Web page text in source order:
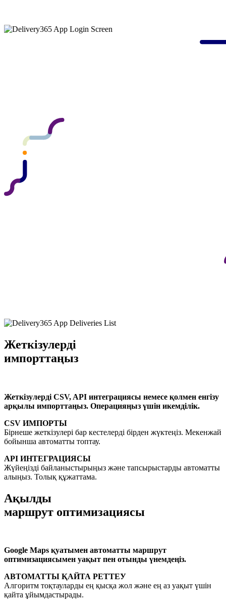
Жеткізулерді
импорттаңыз
Жеткізулерді CSV, API интеграциясы немесе қолмен енгізу
арқылы импорттаңыз. Операцияңыз үшін икемділік.
CSV ИМПОРТЫ
Бірнеше жеткізулері бар кестелерді бірден жүктеңіз. Мекенжай
бойынша автоматты топтау.
API ИНТЕГРАЦИЯСЫ
Жүйеңізді байланыстырыңыз және тапсырыстарды автоматты
алыңыз. Толық құжаттама.
Ақылды
маршрут оптимизациясы
Google Maps қуатымен автоматты маршрут
оптимизациясымен уақыт пен отынды үнемдеңіз.
АВТОМАТТЫ ҚАЙТА РЕТТЕУ
Алгоритм тоқтауларды ең қысқа жол және ең аз уақыт үшін
қайта ұйымдастырады.